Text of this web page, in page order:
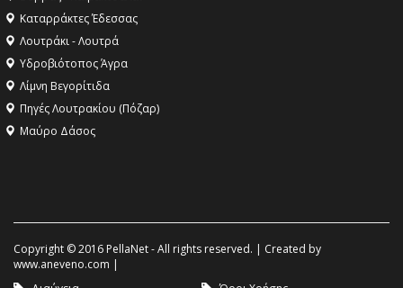
Καταρράκτες Έδεσσας
Λουτράκι - Λουτρά
Υδροβιότοπος Άγρα
Λίμνη Βεγορίτιδα
Πηγές Λουτρακίου (Πόζαρ)
Μαύρο Δάσος
Copyright © 2016 PellaNet - All rights reserved. | Created by
www.aneveno.com |